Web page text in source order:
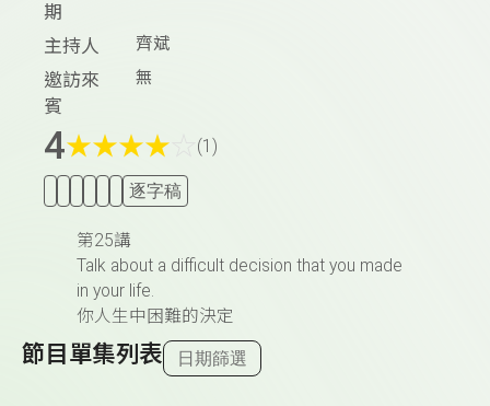
期
主持人 齊斌
邀訪來
賓
無
4★★★★ (1)
逐字稿
第25講
Talk about a difficult decision that you made
in your life.
你人生中困難的決定
節目單集列表 日期篩選